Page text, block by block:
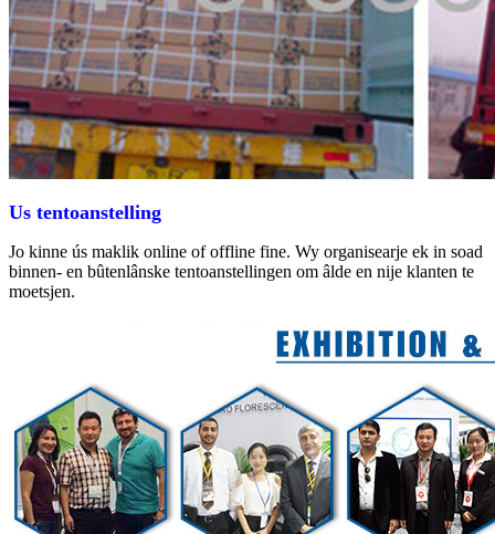
Us tentoanstelling
Jo kinne ús maklik online of offline fine. Wy organisearje ek in soad
binnen- en bûtenlânske tentoanstellingen om âlde en nije klanten te
moetsjen.